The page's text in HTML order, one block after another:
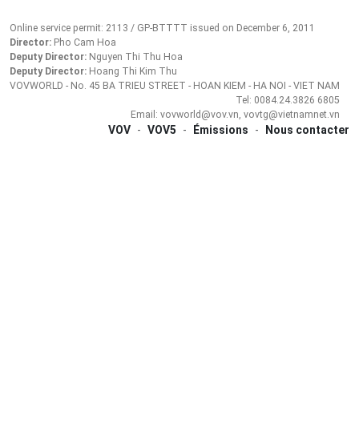
Online service permit: 2113 / GP-BTTTT issued on December 6, 2011
Director: Pho Cam Hoa
Deputy Director: Nguyen Thi Thu Hoa
Deputy Director: Hoang Thi Kim Thu
VOVWORLD - No. 45 BA TRIEU STREET - HOAN KIEM - HA NOI - VIET NAM
Tel: 0084.24.3826 6805
Email: vovworld@vov.vn, vovtg@vietnamnet.vn
VOV - VOV5 - Émissions - Nous contacter